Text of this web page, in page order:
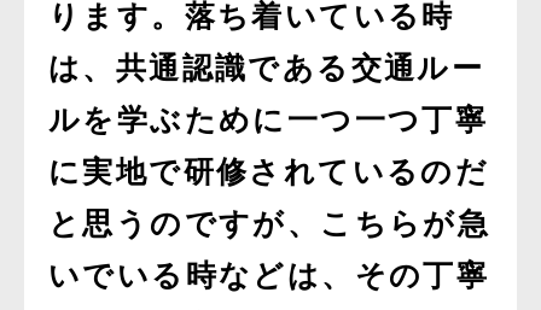
ります。落ち着いている時
は、共通認識である交通ルー
ルを学ぶために一つ一つ丁寧
に実地で研修されているのだ
と思うのですが、こちらが急
いでいる時などは、その丁寧